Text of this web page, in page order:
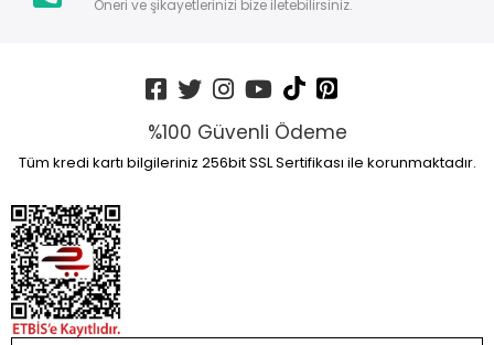
Öneri ve şikayetlerinizi bize iletebilirsiniz.
%100 Güvenli Ödeme
Tüm kredi kartı bilgileriniz 256bit SSL Sertifikası ile korunmaktadır.